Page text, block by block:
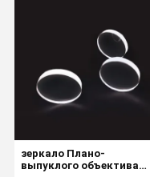
зеркало Плано-
выпуклого объектива